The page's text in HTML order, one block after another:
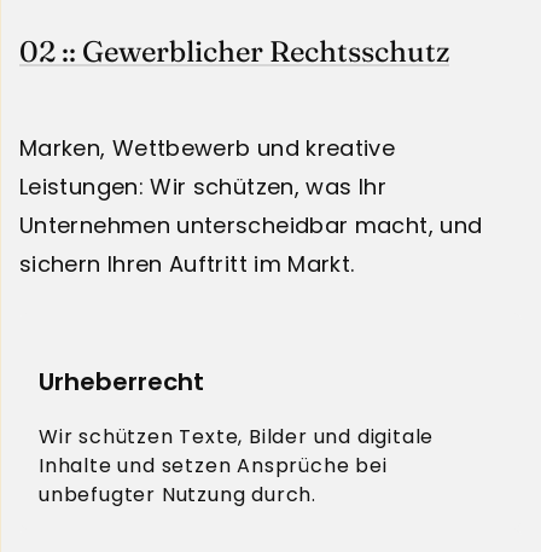
02 :: Gewerblicher Rechtsschutz
Marken, Wettbewerb und kreative
Leistungen: Wir schützen, was Ihr
Unternehmen unterscheidbar macht, und
sichern Ihren Auftritt im Markt.
Urheberrecht
Wir schützen Texte, Bilder und digitale
Inhalte und setzen Ansprüche bei
unbefugter Nutzung durch.